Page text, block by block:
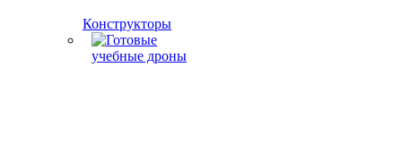
Конструкторы